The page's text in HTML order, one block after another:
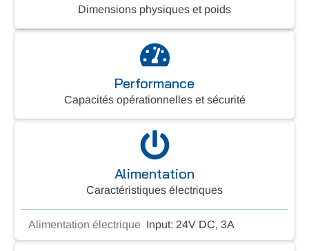
Performance
Capacités opérationnelles et sécurité
Dimensions physiques et poids
Alimentation
Caractéristiques électriques
Alimentation électrique Input: 24V DC, 3A